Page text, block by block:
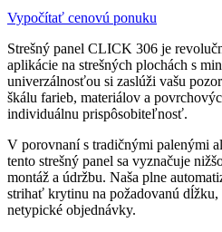
Vypočítať cenovú ponuku
Strešný panel CLICK 306 je
aplikácie na strešných plochách s
univerzálnosťou si zaslúži vašu
škálu farieb, materiálov a
individuálnu prispôsobiteľnosť.
V porovnaní s tradičnými palenými
tento strešný panel sa vyznačuje
montáž a údržbu. Naša plne
strihať krytinu na požadovanú
netypické objednávky.